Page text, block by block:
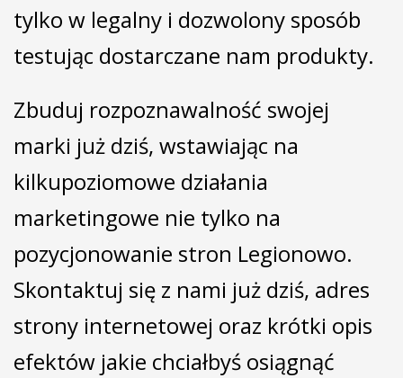
tylko w legalny i dozwolony sposób
testując dostarczane nam produkty.
Zbuduj rozpoznawalność swojej
marki już dziś, wstawiając na
kilkupoziomowe działania
marketingowe nie tylko na
pozycjonowanie stron Legionowo.
Skontaktuj się z nami już dziś, adres
strony internetowej oraz krótki opis
efektów jakie chciałbyś osiągnąć